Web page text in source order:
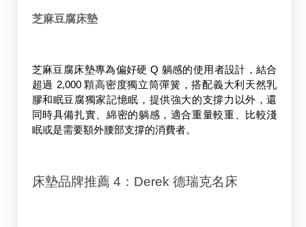
芝麻豆腐床墊
芝麻豆腐床墊專為偏好硬 Q 躺感的使用者設計，結合
超過 2,000 顆高密度獨立筒彈簧，搭配義大利天然乳
膠和眠豆腐獨家記憶眠，提供強大的支撐力以外，還
同時具備扎實、綿密的躺感，適合重量較重、比較淺
眠或是需要額外腰部支撐的消費者。
床墊品牌推薦 4：Derek 德瑞克名床